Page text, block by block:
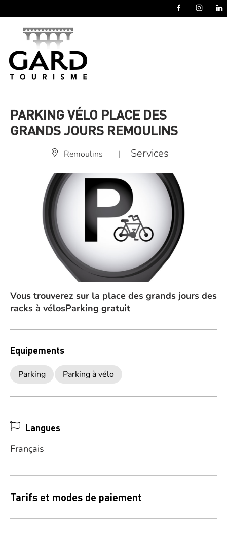
PARKING VÉLO PLACE DES
GRANDS JOURS REMOULINS
Remoulins | Services
Vous trouverez sur la place des grands jours des
racks à vélosParking gratuit
Equipements
Parking Parking à vélo
Langues
Français
Tarifs et modes de paiement